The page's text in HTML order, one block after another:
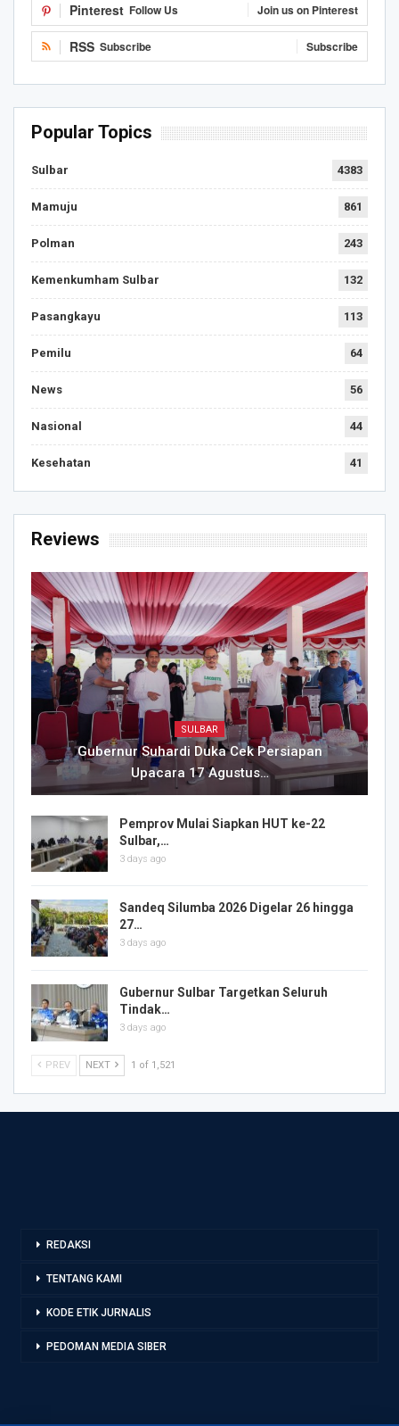
Pinterest Follow Us Join us on Pinterest
RSS Subscribe Subscribe
Popular Topics
Sulbar 4383
Mamuju 861
Polman 243
Kemenkumham Sulbar 132
Pasangkayu 113
Pemilu 64
News 56
Nasional 44
Kesehatan 41
Reviews
SULBAR
Gubernur Suhardi Duka Cek Persiapan
Upacara 17 Agustus…
Pemprov Mulai Siapkan HUT ke-22
Sulbar,…
3 days ago
Sandeq Silumba 2026 Digelar 26 hingga
27…
3 days ago
Gubernur Sulbar Targetkan Seluruh
Tindak…
3 days ago
PREV NEXT 1 of 1,521
REDAKSI
TENTANG KAMI
KODE ETIK JURNALIS
PEDOMAN MEDIA SIBER